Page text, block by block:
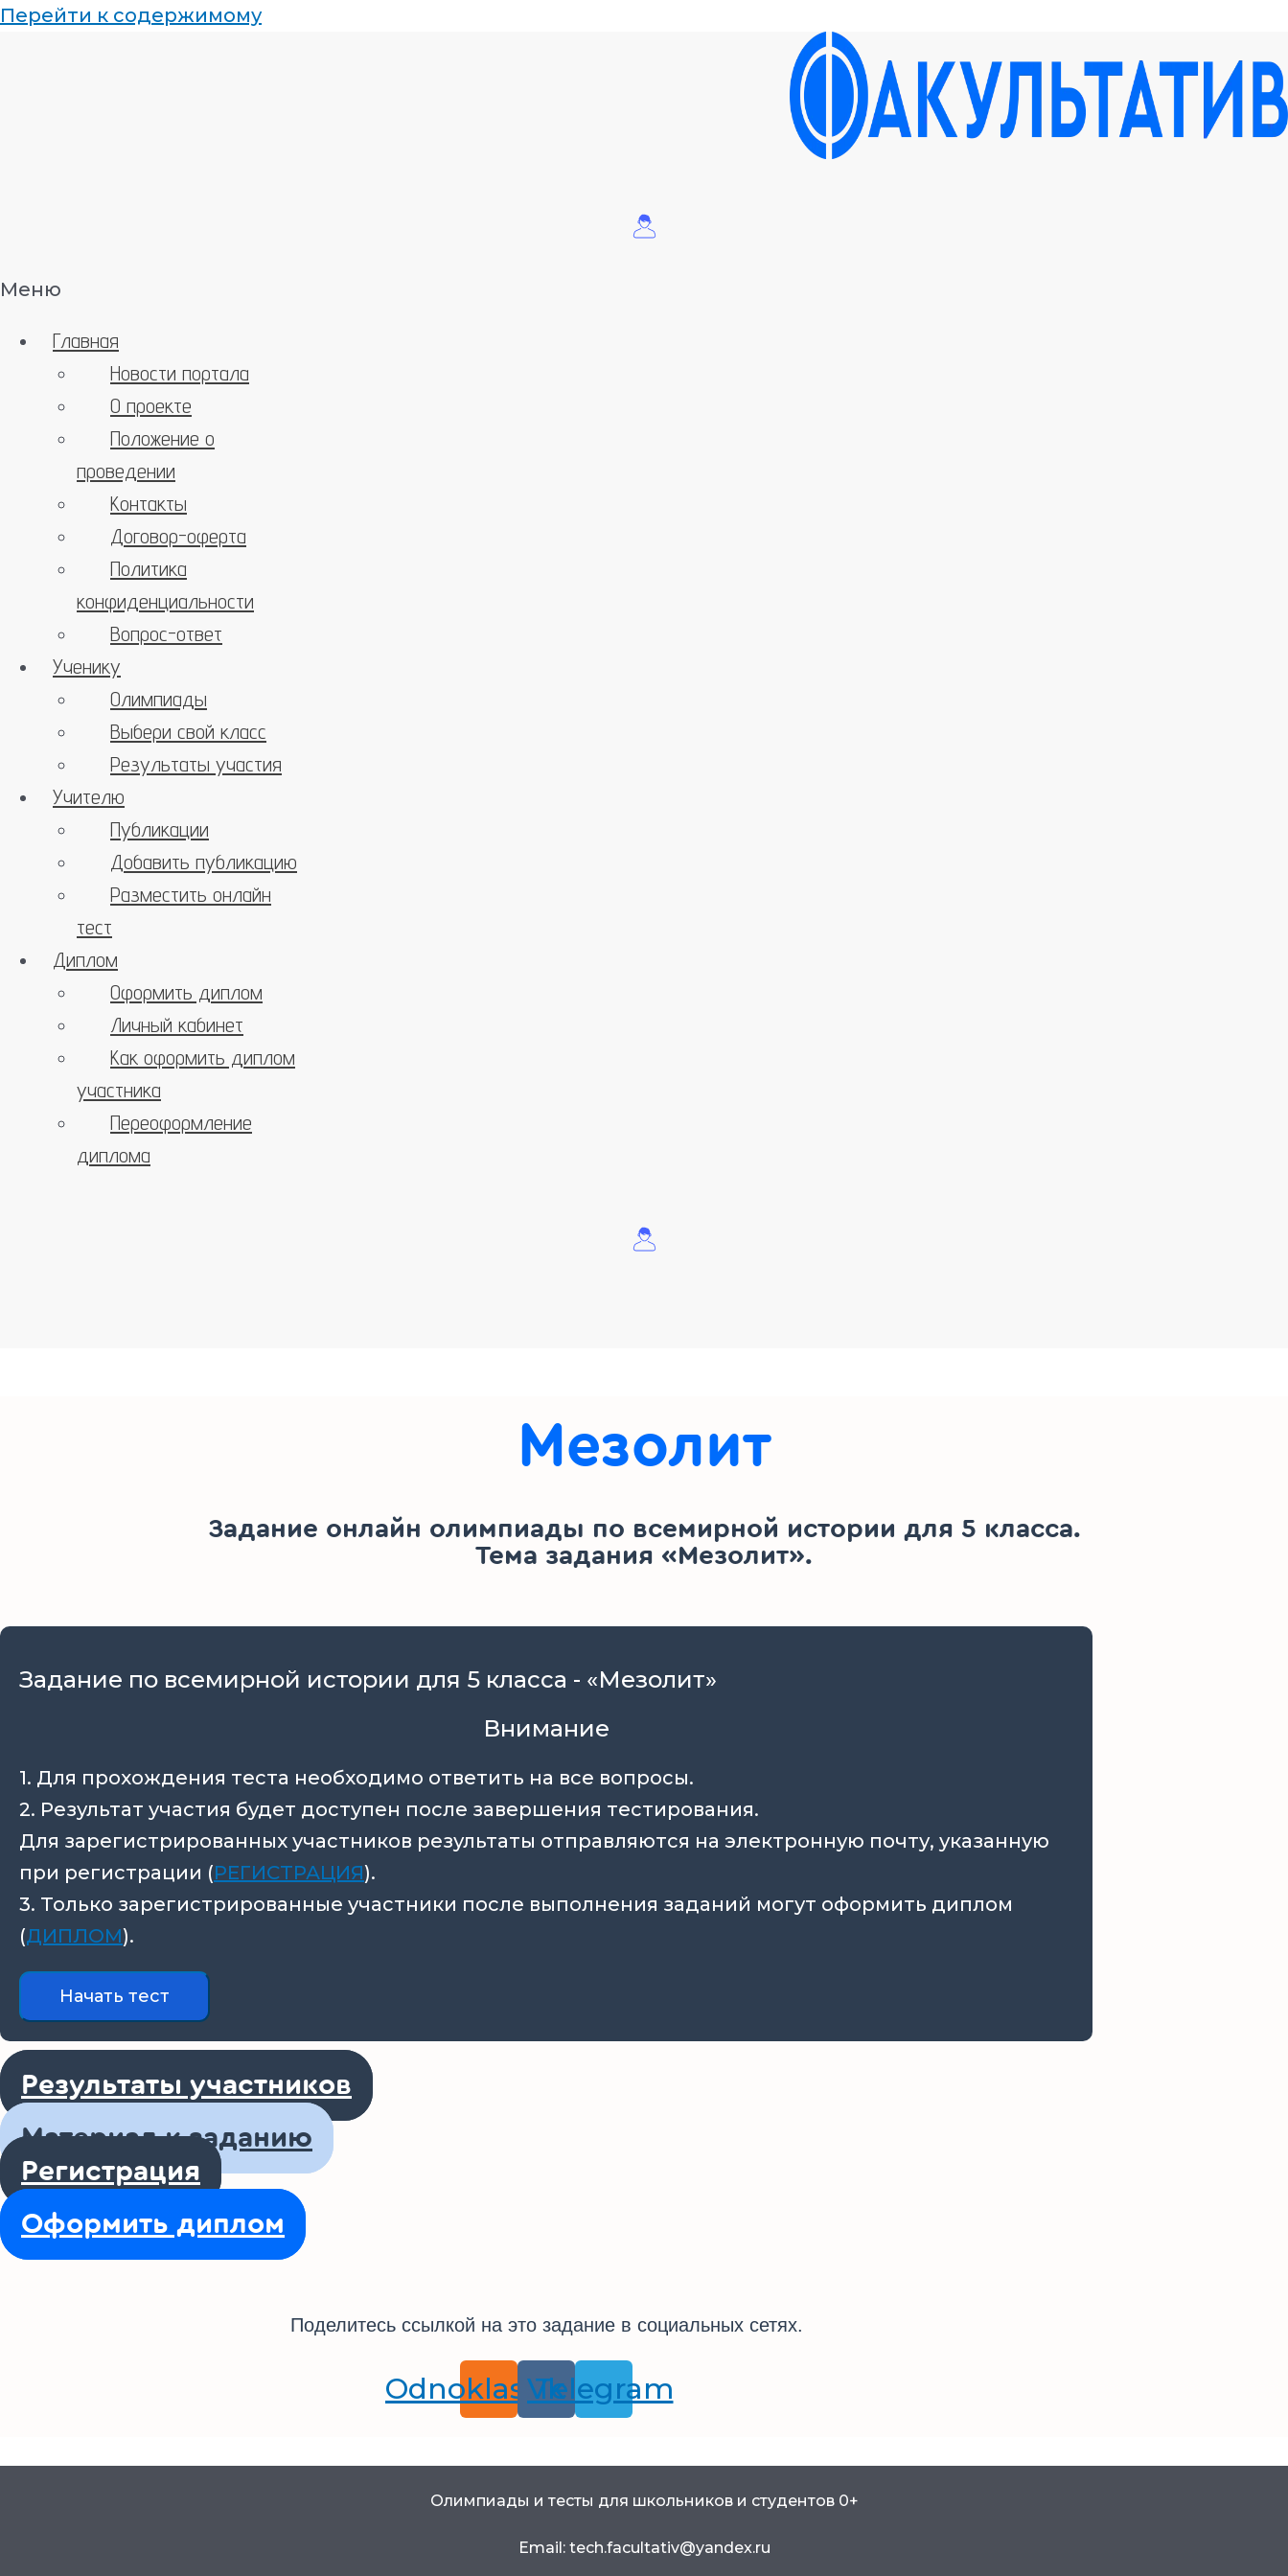
Перейти к содержимому
Меню
Главная
Новости портала
О проекте
Положение о
проведении
Контакты
Договор-оферта
Политика
конфиденциальности
Вопрос-ответ
Ученику
Олимпиады
Выбери свой класс
Результаты участия
Учителю
Публикации
Добавить публикацию
Разместить онлайн
тест
Диплом
Оформить диплом
Личный кабинет
Как оформить диплом
участника
Переоформление
диплома
Мезолит
Задание онлайн олимпиады по всемирной истории для 5 класса.
Тема задания «Мезолит».
Задание по всемирной истории для 5 класса - «Мезолит»
Внимание
1. Для прохождения теста необходимо ответить на все вопросы.
2. Результат участия будет доступен после завершения тестирования.
Для зарегистрированных участников результаты отправляются на электронную почту, указанную
при регистрации (РЕГИСТРАЦИЯ).
3. Только зарегистрированные участники после выполнения заданий могут оформить диплом
(ДИПЛОМ).
Результаты участников
Материал к заданию
Регистрация
Оформить диплом
Поделитесь ссылкой на это задание в социальных сетях.
Odnoklassniki
Vk
Telegram
Олимпиады и тесты для школьников и студентов 0+
Email: tech.facultativ@yandex.ru